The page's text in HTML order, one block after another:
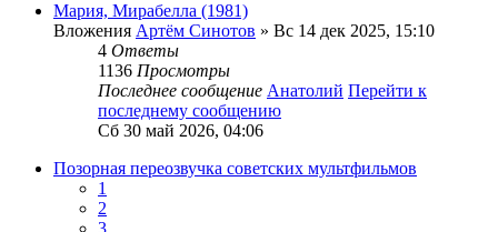
Мария, Мирабелла (1981)
Вложения Артём Синотов » Вс 14 дек 2025, 15:10
4 Ответы
1136 Просмотры
Последнее сообщение Анатолий Перейти к
последнему сообщению
Сб 30 май 2026, 04:06
Позорная переозвучка советских мультфильмов
1
2
3